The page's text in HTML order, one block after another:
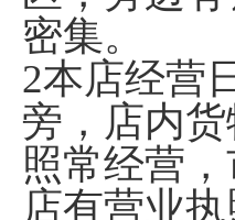
密集。
2本店经营
旁，店内
照常经营
店有营业